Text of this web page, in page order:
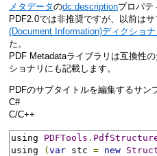
メタデータのdc:descriptionプロパテ
PDF2.0では非推奨ですが、以前は
(Document Information)ディクショナ
た。
PDF Metadataライブラリは互換性
ショナリにも記載します。
PDFのサブタイトルを編集するサン
C#
C/C++
using PDFTools .
using
(var stc = new